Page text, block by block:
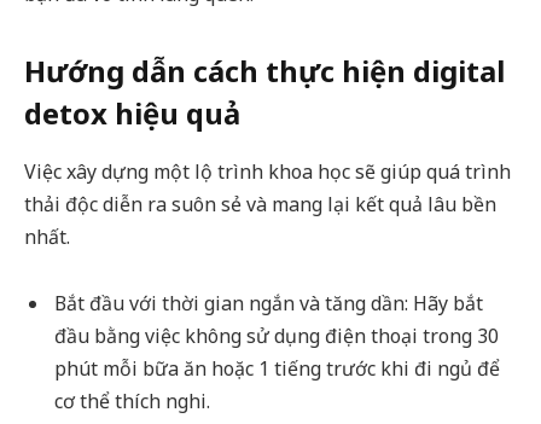
Hướng dẫn cách thực hiện digital
detox hiệu quả
Việc xây dựng một lộ trình khoa học sẽ giúp quá trình
thải độc diễn ra suôn sẻ và mang lại kết quả lâu bền
nhất.
Bắt đầu với thời gian ngắn và tăng dần: Hãy bắt
đầu bằng việc không sử dụng điện thoại trong 30
phút mỗi bữa ăn hoặc 1 tiếng trước khi đi ngủ để
cơ thể thích nghi.